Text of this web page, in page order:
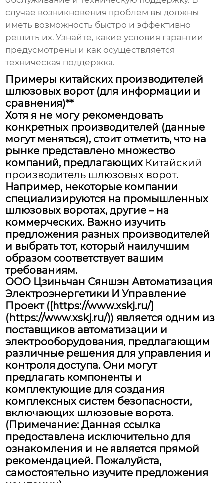
случае возникновения проблем вы должны
иметь возможность быстро и эффективно
решить их. Узнайте, какие условия гарантии
предусмотрены и как осуществляется
техническая поддержка.
Примеры китайских производителей
шлюзовых ворот (для информации и
сравнения)**
Хотя я не могу рекомендовать
конкретных производителей (данные
могут меняться), стоит отметить, что на
рынке представлено множество
компаний, предлагающих Китайский
производитель шлюзовых ворот.
Например, некоторые компании
специализируются на промышленных
шлюзовых воротах, другие – на
коммерческих. Важно изучить
предложения разных производителей
и выбрать тот, который наилучшим
образом соответствует вашим
требованиям.
ООО Цзиньчан Сяншэн Автоматизация
Электроэнергетики И Управление
Проект ([https://www.xskj.ru/]
(https://www.xskj.ru/)) является одним из
поставщиков автоматизации и
электрооборудования, предлагающим
различные решения для управления и
контроля доступа. Они могут
предлагать компоненты и
комплектующие для создания
комплексных систем безопасности,
включающих шлюзовые ворота.
(Примечание: Данная ссылка
предоставлена исключительно для
ознакомления и не является прямой
рекомендацией. Пожалуйста,
самостоятельно изучите предложения